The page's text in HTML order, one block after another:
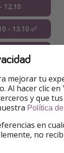
12.10
- 13.10 ✅
- 13.10
- 13.10
- 13.10
- 13.10
mejorar tu
Al hacer clic
y que
Política
en
no